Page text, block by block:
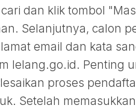
dan klik tombol
Selanjutnya, calon
email dan kata
lelang.go.id. Penting
proses
Setelah